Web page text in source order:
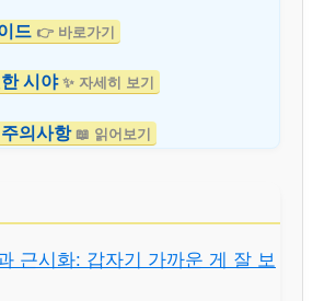
드 👉 바로가기
시야 ✨ 자세히 보기
의사항 📖 읽어보기
근시화: 갑자기 가까운 게 잘 보